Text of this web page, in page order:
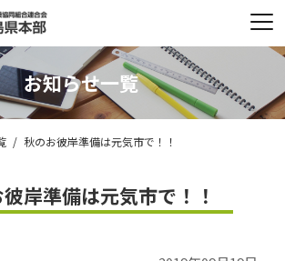
お知らせ一覧
秋のお彼岸準備は元気市で！！
岸準備は元気市で！！